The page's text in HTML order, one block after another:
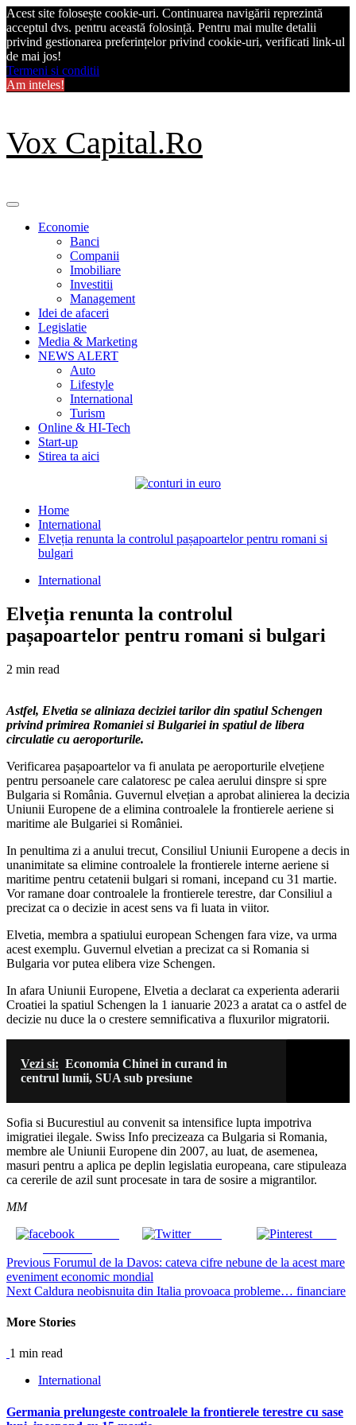
Acest site folosește cookie-uri. Continuarea navigării reprezintă
acceptul dvs. pentru această folosință. Pentru mai multe detalii
privind gestionarea preferințelor privind cookie-uri, verificati link-ul
de mai jos!
Termeni si conditii
Am inteles!
Skip
to
content
Vox Capital.Ro
Primary
Economie
Banci
Companii
Imobiliare
Investitii
Management
Idei de afaceri
Legislatie
Media & Marketing
NEWS ALERT
Auto
Lifestyle
International
Turism
Online & HI-Tech
Start-up
Stirea ta aici
Home
International
Elveția renunta la controlul pașapoartelor pentru romani si
bulgari
International
Elveția renunta la controlul
pașapoartelor pentru romani si bulgari
2 min read
Astfel, Elvetia se aliniaza deciziei tarilor din spatiul Schengen
privind primirea Romaniei si Bulgariei in spatiul de libera
circulatie cu aeroporturile.
Verificarea pașapoartelor va fi anulata pe aeroporturile elvețiene
pentru persoanele care calatoresc pe calea aerului dinspre si spre
Bulgaria si România. Guvernul elvețian a aprobat alinierea la decizia
Uniunii Europene de a elimina controalele la frontierele aeriene si
maritime ale Bulgariei si României.
In penultima zi a anului trecut, Consiliul Uniunii Europene a decis in
unanimitate sa elimine controalele la frontierele interne aeriene si
maritime pentru cetatenii bulgari si romani, incepand cu 31 martie.
Vor ramane doar controalele la frontierele terestre, dar Consiliul a
precizat ca o decizie in acest sens va fi luata in viitor.
Elvetia, membra a spatiului european Schengen fara vize, va urma
acest exemplu. Guvernul elvetian a precizat ca si Romania si
Bulgaria vor putea elibera vize Schengen.
In afara Uniunii Europene, Elvetia a declarat ca experienta aderarii
Croatiei la spatiul Schengen la 1 ianuarie 2023 a aratat ca o astfel de
decizie nu duce la o crestere semnificativa a fluxurilor migratorii.
Vezi si: Economia Chinei in curand in
centrul lumii, SUA sub presiune
Sofia si Bucurestiul au convenit sa intensifice lupta impotriva
imigratiei ilegale. Swiss Info precizeaza ca Bulgaria si Romania,
membre ale Uniunii Europene din 2007, au luat, de asemenea,
masuri pentru a aplica pe deplin legislatia europeana, care stipuleaza
ca cererile de azil sunt procesate in tara de sosire a migrantilor.
MM
Tweet Save
Continue
Reading
Previous Forumul de la Davos: cateva cifre nebune de la acest mare
eveniment economic mondial
Next Caldura neobisnuita din Italia provoaca probleme… financiare
More Stories
1 min read
International
Germania prelungeste controalele la frontierele terestre cu sase